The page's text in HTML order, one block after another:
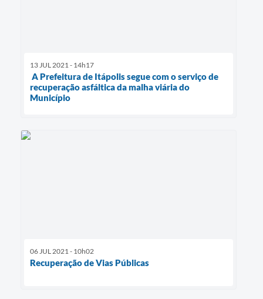
13 JUL 2021 - 14h17
A Prefeitura de Itápolis segue com o serviço de
recuperação asfáltica da malha viária do
Município
06 JUL 2021 - 10h02
Recuperação de Vias Públicas